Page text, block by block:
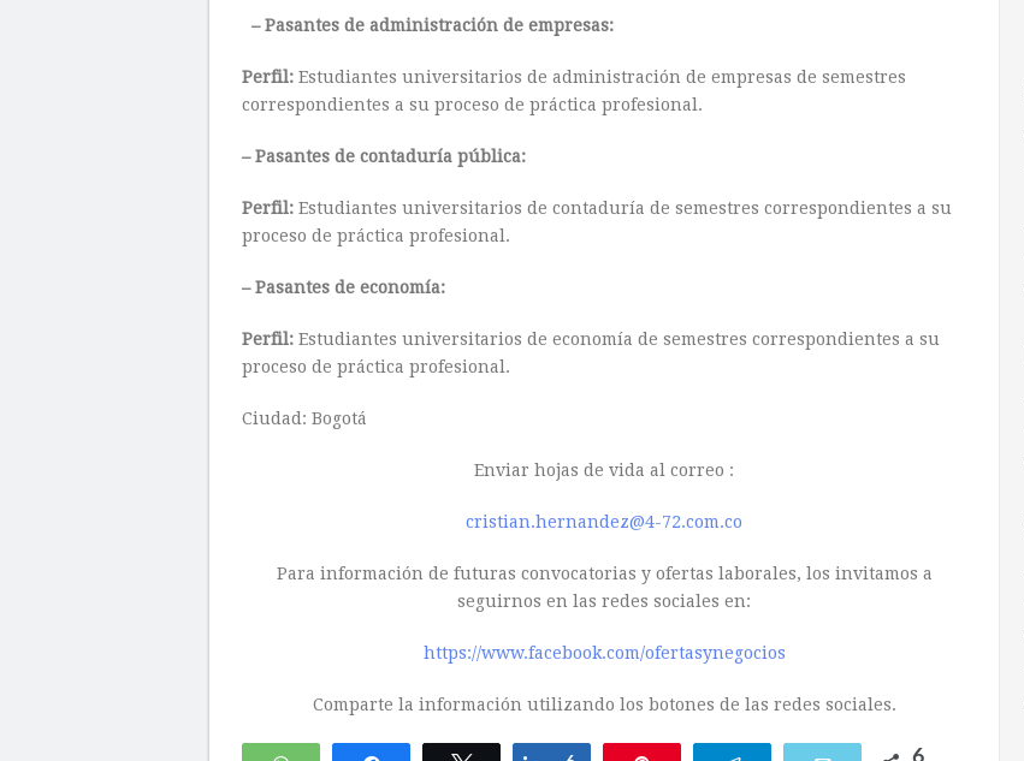
– Pasantes de administración de empresas:
Perfil: Estudiantes universitarios de administración de empresas de semestres
correspondientes a su proceso de práctica profesional.
– Pasantes de contaduría pública:
Perfil: Estudiantes universitarios de contaduría de semestres correspondientes a su
proceso de práctica profesional.
– Pasantes de economía:
Perfil: Estudiantes universitarios de economía de semestres correspondientes a su
proceso de práctica profesional.
Ciudad: Bogotá
Enviar hojas de vida al correo :
cristian.hernandez@4-72.com.co
Para información de futuras convocatorias y ofertas laborales, los invitamos a
seguirnos en las redes sociales en:
https://www.facebook.com/ofertasynegocios
Comparte la información utilizando los botones de las redes sociales.